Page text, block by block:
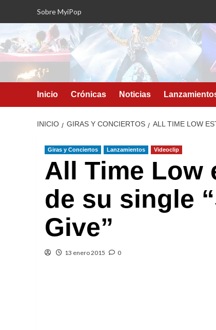
Sobre MyiPop
Inicio Crónicas Noticias
INICIO GIRAS Y CONCIERTOS ALL TIME LOW
Giras y Conciertos Lanzamientos Videoclip
All Time Low
de su single
Give”
13 enero 2015 0